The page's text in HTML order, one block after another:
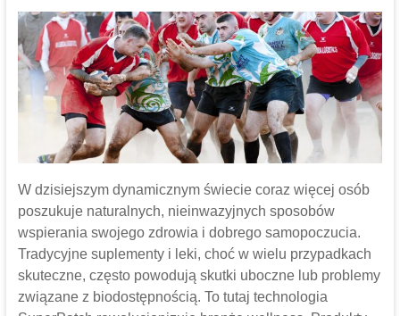
W dzisiejszym dynamicznym świecie coraz więcej osób
poszukuje naturalnych, nieinwazyjnych sposobów
wspierania swojego zdrowia i dobrego samopoczucia.
Tradycyjne suplementy i leki, choć w wielu przypadkach
skuteczne, często powodują skutki uboczne lub problemy
związane z biodostępnością. To tutaj technologia